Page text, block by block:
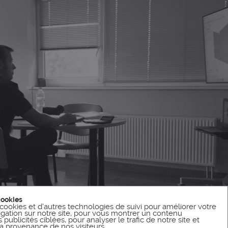
et d'autres technologies de suivi pour améliorer votre
sur notre site, pour vous montrer un contenu
publicités ciblées, pour analyser le trafic de notre site et